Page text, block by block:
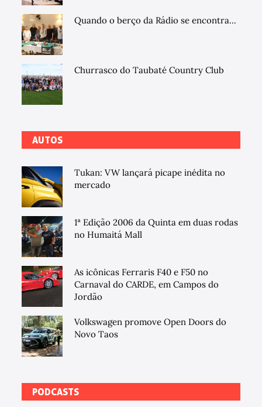
Quando o berço da Rádio se encontra...
Churrasco do Taubaté Country Club
AUTOS
Tukan: VW lançará picape inédita no
mercado
1ª Edição 2006 da Quinta em duas rodas
no Humaitá Mall
As icônicas Ferraris F40 e F50 no
Carnaval do CARDE, em Campos do
Jordão
Volkswagen promove Open Doors do
Novo Taos
PODCASTS